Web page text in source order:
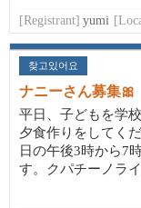
[Registrant] yumi
찾고있어요
ナニーさん募集🎀
平日、子どもを学
夕食作りをしてく
日の午後3時から7
す。クパチーノラ